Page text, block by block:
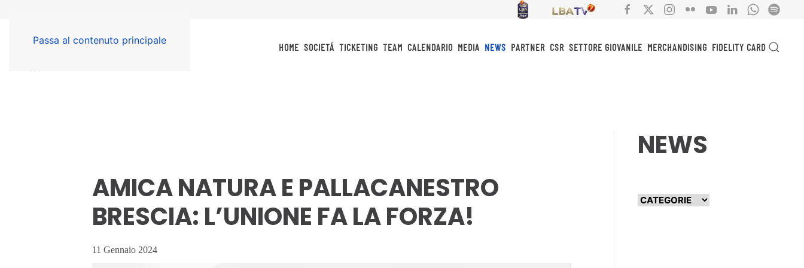
Passa al contenuto principale
HOME SOCIETÁ TICKETING TEAM CALENDARIO MEDIA NEWS PARTNER CSR SETTORE GIOVANILE MERCHANDISING FIDELITY CARD
AMICA NATURA E PALLACANESTRO
BRESCIA: L’UNIONE FA LA FORZA!
11 Gennaio 2024
NEWS